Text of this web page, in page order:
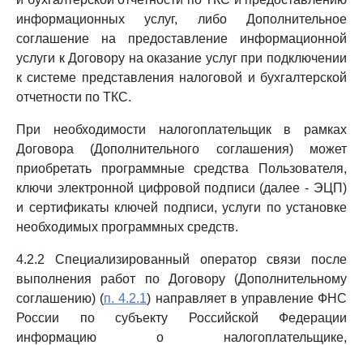
информационных услуг, либо Дополнительное
соглашение на предоставление информационной
услуги к Договору на оказание услуг при подключении
к системе представления налоговой и бухгалтерской
отчетности по ТКС.
При необходимости налогоплательщик в рамках
Договора (Дополнительного соглашения) может
приобретать программные средства Пользователя,
ключи электронной цифровой подписи (далее - ЭЦП)
и сертификаты ключей подписи, услуги по установке
необходимых программных средств.
4.2.2 Специализированный оператор связи после
выполнения работ по Договору (Дополнительному
соглашению) (п. 4.2.1) направляет в управление ФНС
России по субъекту Российской Федерации
информацию о налогоплательщике,